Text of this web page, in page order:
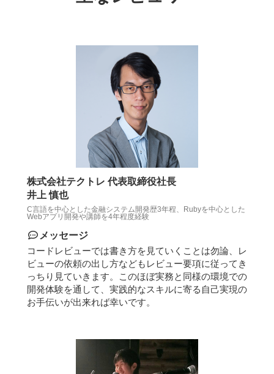
株式会社テクトレ 代表取締役社長
井上 慎也
C言語を中心とした金融システム開発歴3年程、Rubyを中心とした
Webアプリ開発や講師を4年程度経験
メッセージ
コードレビューでは書き方を見ていくことは勿論、レ
ビューの依頼の出し方などもレビュー要項に従ってき
っちり見ていきます。このほぼ実務と同様の環境での
開発体験を通して、実践的なスキルに寄る自己実現の
お手伝いが出来れば幸いです。